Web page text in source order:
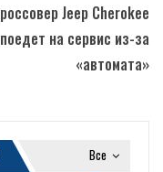
Jeep Cherokee
поедет на сервис из-за
«автомата»
Все